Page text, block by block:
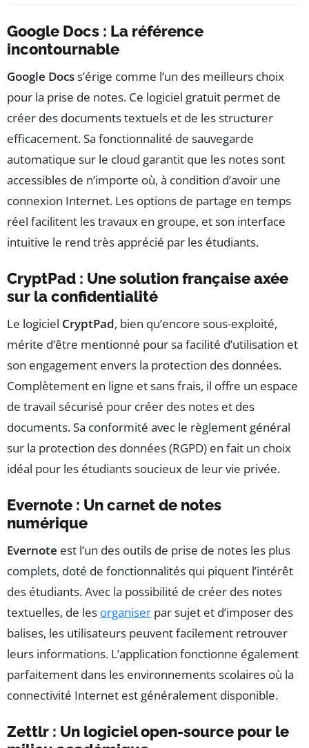
Google Docs : La référence
incontournable
Google Docss’érige comme l’un des meilleurs choix
pour la prise de notes. Ce logiciel gratuit permet de
créer des documents textuels et de les structurer
efficacement. Sa fonctionnalité de sauvegarde
automatique sur le cloud garantit que les notes sont
accessibles de n’importe où, à condition d’avoir une
connexion Internet. Les options de partage en temps
réel facilitent les travaux en groupe, et son interface
intuitive le rend très apprécié par les étudiants.
CryptPad : Une solution française axée
sur la confidentialité
Le logiciel CryptPad, bien qu’encore sous-exploité,
mérite d’être mentionné pour sa facilité d’utilisation et
son engagement envers la protection des données.
Complètement en ligne et sans frais, il offre un espace
de travail sécurisé pour créer des notes et des
documents. Sa conformité avec le règlement général
sur la protection des données (RGPD) en fait un choix
idéal pour les étudiants soucieux de leur vie privée.
Evernote : Un carnet de notes
numérique
Evernote est l’un des outils de prise de notes les plus
complets, doté de fonctionnalités qui piquent l’intérêt
des étudiants. Avec la possibilité de créer des notes
textuelles, de les organiser par sujet et d’imposer des
balises, les utilisateurs peuvent facilement retrouver
leurs informations. L’application fonctionne également
parfaitement dans les environnements scolaires où la
connectivité Internet est généralement disponible.
Zettlr : Un logiciel open-source pour le